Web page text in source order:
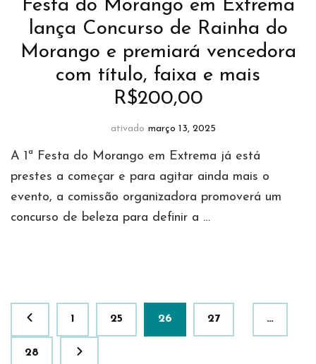
Festa do Morango em Extrema
lança Concurso de Rainha do
Morango e premiará vencedora
com título, faixa e mais
R$200,00
ativado março 13, 2025
A 1ª Festa do Morango em Extrema já está
prestes a começar e para agitar ainda mais o
evento, a comissão organizadora promoverá um
concurso de beleza para definir a …
Paginação
de
posts
Página
1 …
Página
25 Página
26 Página
27
Página
28